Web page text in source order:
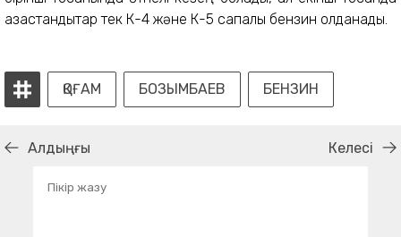
қазақстандықтар тек К-4 және К-5 сапалы бензин қолданады.
ҚОҒАМ БОЗЫМБАЕВ БЕНЗИН
Алдыңғы Келесі